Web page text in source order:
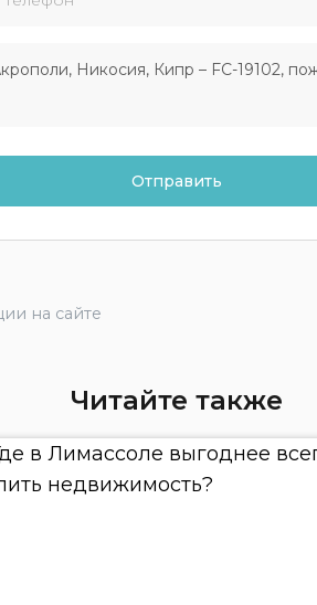
на сайте
Читайте также